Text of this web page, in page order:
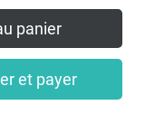
panier
et payer